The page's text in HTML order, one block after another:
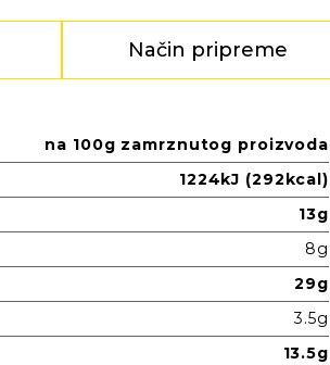
Način pripreme
na 100g zamrznutog proizvoda
1224kJ (292kcal)
13g
8g
29g
3.5g
13.5g